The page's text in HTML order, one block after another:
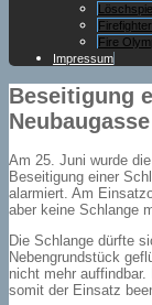
Fire
Impressum
Beseitigung
Neubaugasse
Am 25. Juni wurde
Beseitigung einer
alarmiert. Am
aber keine Schlange
Die Schlange dürfte
Nebengrundstück
nicht mehr
somit der Einsatz